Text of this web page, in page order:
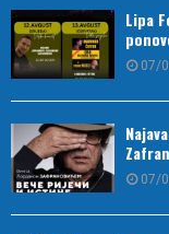
Lipa
07/
07/